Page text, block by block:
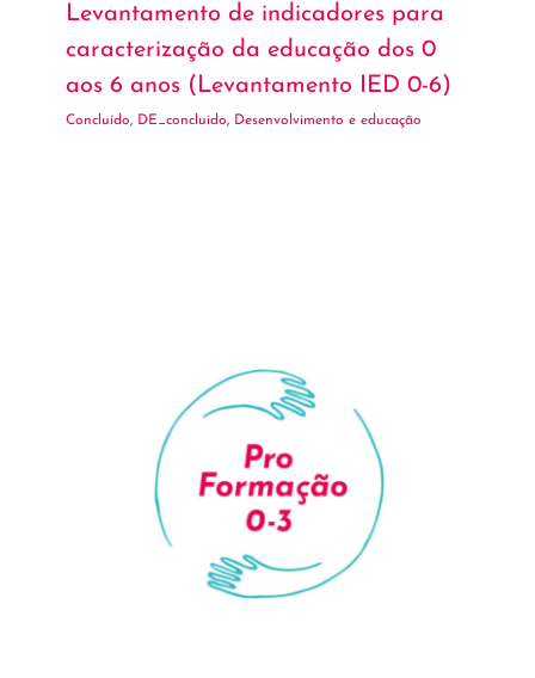
Levantamento de indicadores para
caracterização da educação dos 0
aos 6 anos (Levantamento IED 0-6)
Concluído, DE_concluido, Desenvolvimento e educação